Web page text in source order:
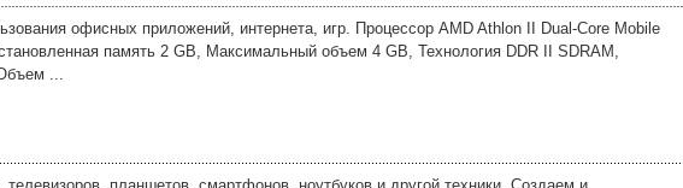
офисных приложений, интернета, игр. Процессор AMD Athlon II Dual-Core Mobile
память 2 GB, Максимальный объем 4 GB, Технология DDR II SDRAM,
...